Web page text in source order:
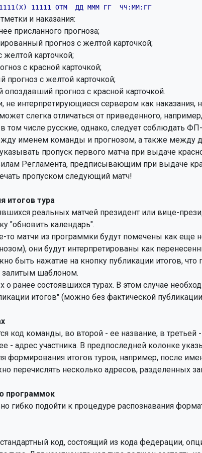
11111 ОТМ  ДД МММ ГГ  ЧЧ:ММ:ГГ
и наказания:
присланного прогноза;
прогноз с желтой карточкой;
карточкой;
с красной карточкой;
с желтой карточкой;
прогноз с красной карточкой.
интерпретирующиеся сервером как наказания,
слегка отличаться от приведенного,
том числе русские, однако, следует соблюдать
именем команды и прогнозом, а также между
пропуск первого матча при выдаче
Регламента, предписывающим при выдаче
пропуском следующий матч!
итогов тура
реальных матчей президент или вице-
"обновить календарь".
то матчи из программки будут помечены как еще
они будут интерпретированы как
быть нажатие на кнопку публикации итогов, что
залитым шаблоном.
ранее состоявшихся турах. В этом случае
итогов" (можно без фактической
код команды, во второй - ее название, в третьей
- адрес участника. В предпоследней колонке
формирования итогов туров, например, после
перечислять несколько адресов, разделенных
программок
гибко подойти к процедуре распознавания
код, состоящий из кода федерации,